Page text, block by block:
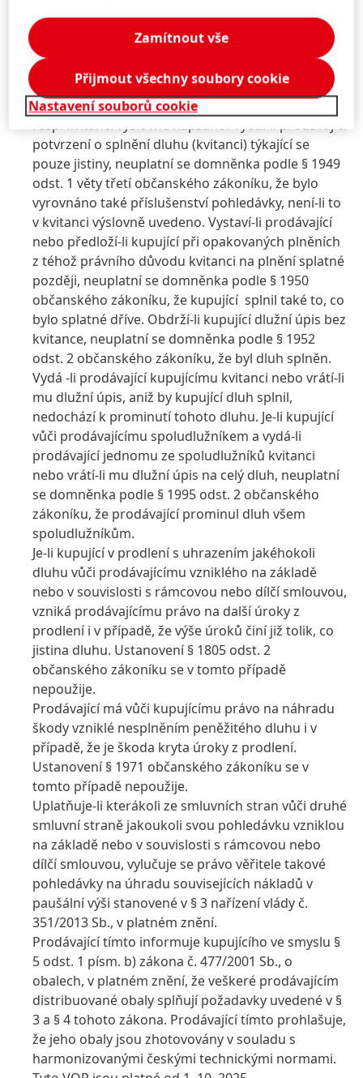
občanského zákoníku.
Při vydávání a předkládání dlužních úpisů a kvitancí
se neuplatní domněnky, které stanoví občanský
zákoník(jak je specifikováno podrobněji níže),
nýbrž platí jen to, co je v takovém dlužním úpisu,
resp. kvitanci výslovně napsáno. Vydal-li prodávající
potvrzení o splnění dluhu (kvitanci) týkající se
pouze jistiny, neuplatní se domněnka podle § 1949
odst. 1 věty třetí občanského zákoníku, že bylo
vyrovnáno také příslušenství pohledávky, není-li to
v kvitanci výslovně uvedeno. Vystaví-li prodávající
nebo předloží-li kupující při opakovaných plněních
z téhož právního důvodu kvitanci na plnění splatné
později, neuplatní se domněnka podle § 1950
občanského zákoníku, že kupující splnil také to, co
bylo splatné dříve. Obdrží-li kupující dlužní úpis bez
kvitance, neuplatní se domněnka podle § 1952
odst. 2 občanského zákoníku, že byl dluh splněn.
Vydá -li prodávající kupujícímu kvitanci nebo vrátí-li
mu dlužní úpis, aniž by kupující dluh splnil,
nedochází k prominutí tohoto dluhu. Je-li kupující
vůči prodávajícímu spoludlužníkem a vydá-li
prodávající jednomu ze spoludlužníků kvitanci
nebo vrátí-li mu dlužní úpis na celý dluh, neuplatní
se domněnka podle § 1995 odst. 2 občanského
zákoníku, že prodávající prominul dluh všem
spoludlužníkům.
Je-li kupující v prodlení s uhrazením jakéhokoli
dluhu vůči prodávajícímu vzniklého na základě
nebo v souvislosti s rámcovou nebo dílčí smlouvou,
vzniká prodávajícímu právo na další úroky z
prodlení i v případě, že výše úroků činí již tolik, co
jistina dluhu. Ustanovení § 1805 odst. 2
občanského zákoníku se v tomto případě
nepoužije.
Prodávající má vůči kupujícímu právo na náhradu
škody vzniklé nesplněním peněžitého dluhu i v
případě, že je škoda kryta úroky z prodlení.
Ustanovení § 1971 občanského zákoníku se v
tomto případě nepoužije.
Uplatňuje-li kterákoli ze smluvních stran vůči druhé
smluvní straně jakoukoli svou pohledávku vzniklou
na základě nebo v souvislosti s rámcovou nebo
dílčí smlouvou, vylučuje se právo věřitele takové
pohledávky na úhradu souvisejících nákladů v
paušální výši stanovené v § 3 nařízení vlády č.
351/2013 Sb., v platném znění.
Prodávající tímto informuje kupujícího ve smyslu §
5 odst. 1 písm. b) zákona č. 477/2001 Sb., o
obalech, v platném znění, že veškeré prodávajícím
distribuované obaly splňují požadavky uvedené v §
3 a § 4 tohoto zákona. Prodávající tímto prohlašuje,
že jeho obaly jsou zhotovovány v souladu s
harmonizovanými českými technickými normami.
Nastavení souborů cookie
Zamítnout vše
Přijmout všechny soubory cookie